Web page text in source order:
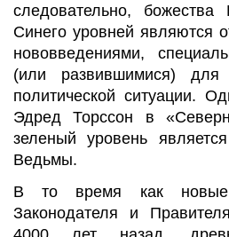
следовательно, божества
Синего уровней являются
нововведениями,
(или развившимися) для
политической ситуации.
Эдред Торссон в
зеленый уровень
Ведьмы.
В то время как новые
Законодателя и